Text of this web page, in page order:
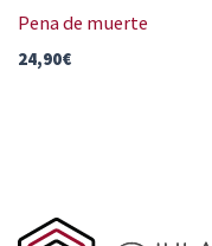
Pena de muerte
24,90€